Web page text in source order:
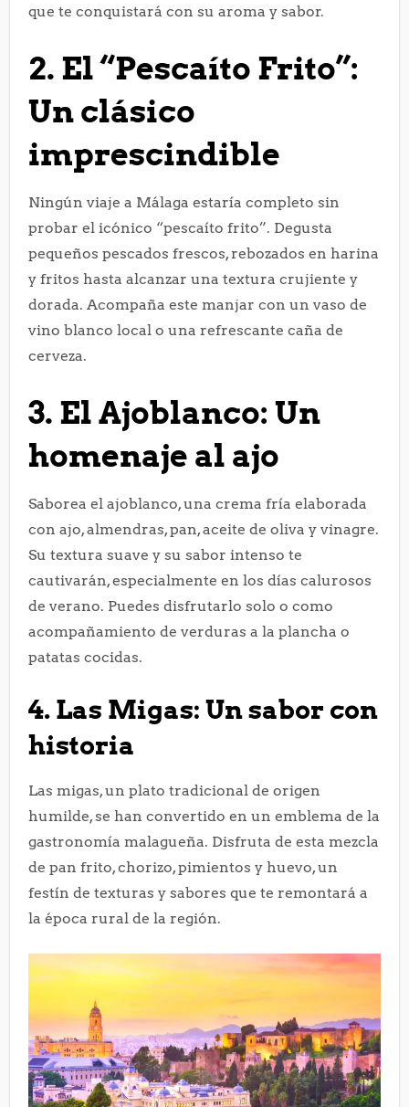
que te conquistará con su aroma y sabor.
2. El “Pescaíto Frito”:
Un clásico
imprescindible
Ningún viaje a Málaga estaría completo sin
probar el icónico “pescaíto frito”. Degusta
pequeños pescados frescos, rebozados en harina
y fritos hasta alcanzar una textura crujiente y
dorada. Acompaña este manjar con un vaso de
vino blanco local o una refrescante caña de
cerveza.
3. El Ajoblanco: Un
homenaje al ajo
Saborea el ajoblanco, una crema fría elaborada
con ajo, almendras, pan, aceite de oliva y vinagre.
Su textura suave y su sabor intenso te
cautivarán, especialmente en los días calurosos
de verano. Puedes disfrutarlo solo o como
acompañamiento de verduras a la plancha o
patatas cocidas.
4. Las Migas: Un sabor con
historia
Las migas, un plato tradicional de origen
humilde, se han convertido en un emblema de la
gastronomía malagueña. Disfruta de esta mezcla
de pan frito, chorizo, pimientos y huevo, un
festín de texturas y sabores que te remontará a
la época rural de la región.